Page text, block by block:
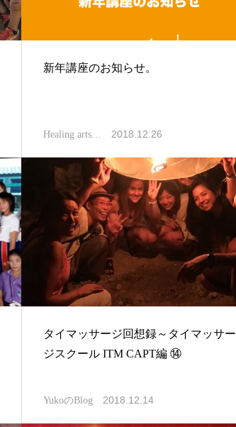
新年講座のお知らせ。
Healing arts… 2018.12.26
タイマッサージ回想録～タイマッサー
ジスクール ITM CAPT編 ⑭
YukoのBlog 2018.12.14